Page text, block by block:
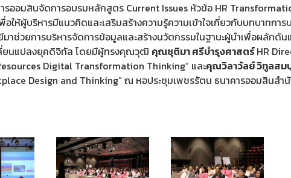
รออมสินจัดการอบรมหลักสูตร Current Issues หัวข้อ HR
อให้ผู้บริหารมีแนวคิดและเสริมสร้างความรู้ความเข้าใจเกี่ยวกับบทบาท
มาช่วยการบริหารจัดการข้อมูลและสร้างนวัตกรรมในฐานะผู้นำเพื่อผลัก
ลี่ยนแปลงยุคดิจิทัล โดยมีผู้ทรงคุณวุฒิ คุณชุติมา ศรีบำรุงศาสตร์HR
Digital Transformation Thinking” และคุณวิลาวัลย์ วิทูลส
Design and Thinking” ณ หอประชุมเพชรรัตน ธนาคารออมสินสำ